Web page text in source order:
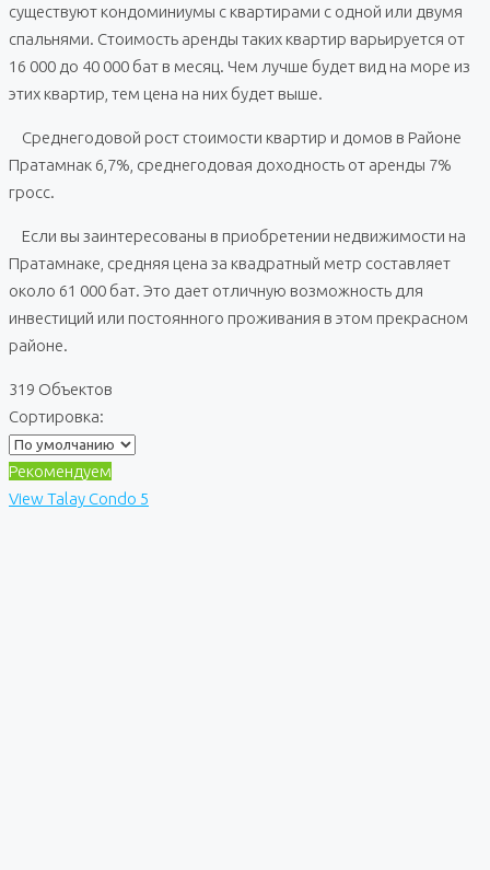
существуют кондоминиумы с квартирами с одной или двумя
спальнями. Стоимость аренды таких квартир варьируется от
16 000 до 40 000 бат в месяц. Чем лучше будет вид на море из
этих квартир, тем цена на них будет выше.
Среднегодовой рост стоимости квартир и домов в Районе
Пратамнак 6,7%, среднегодовая доходность от аренды 7%
гросс.
Если вы заинтересованы в приобретении недвижимости на
Пратамнаке, средняя цена за квадратный метр составляет
около 61 000 бат. Это дает отличную возможность для
инвестиций или постоянного проживания в этом прекрасном
районе.
319 Объектов
Сортировка:
Рекомендуем
View Talay Condo 5